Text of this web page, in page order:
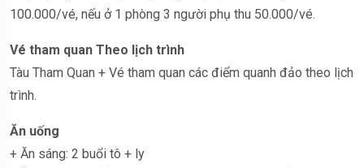
100.000/vé, nếu ở 1 phòng 3 người phụ thu 50.000/vé.
Vé tham quan Theo lịch trình
Tàu Tham Quan + Vé tham quan các điểm quanh đảo theo lịch
trình.
Ăn uống
+ Ăn sáng: 2 buổi tô + ly